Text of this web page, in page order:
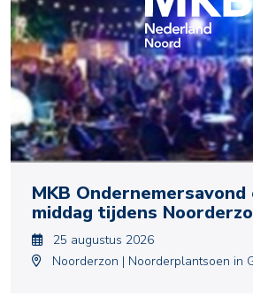
MKB Ondernemersavond
middag tijdens
25 augustus 2026
Noorderzon | Noorderplantsoen in